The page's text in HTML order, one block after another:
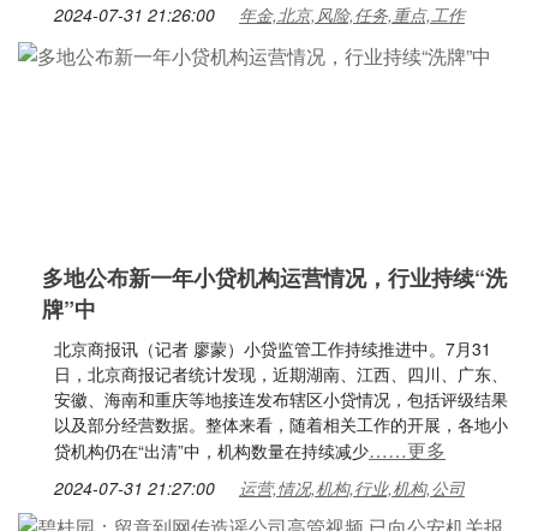
2024-07-31 21:26:00 年金,北京,风险,任务,重点,工作
多地公布新一年小贷机构运营情况，行业持续“洗
牌”中
北京商报讯（记者 廖蒙）小贷监管工作持续推进中。7月31
日，北京商报记者统计发现，近期湖南、江西、四川、广东、
安徽、海南和重庆等地接连发布辖区小贷情况，包括评级结果
以及部分经营数据。整体来看，随着相关工作的开展，各地小
贷机构仍在“出清”中，机构数量在持续减少……更多
2024-07-31 21:27:00 运营,情况,机构,行业,机构,公司